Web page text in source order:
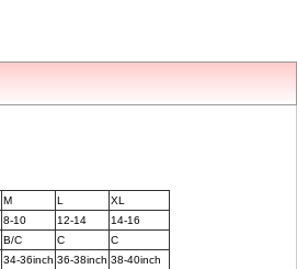
M L
XL
8-10 12-14
14-16
B/C C C
34-36inch 36-38inch 38-40inch